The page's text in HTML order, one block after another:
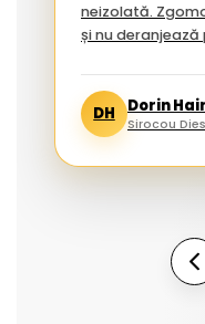
neizolată.
DH Dorin
Sirocou